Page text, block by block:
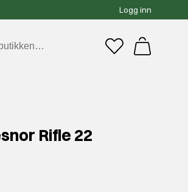
Logg inn
Rifle 22